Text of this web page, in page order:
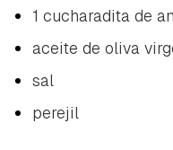
1 cucharadita de
aceite de oliva
sal
perejil